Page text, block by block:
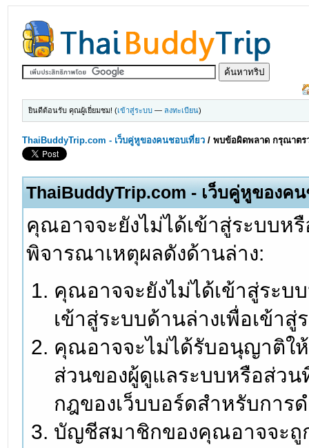
ยินดีต้อนรับ คุณผู้เยี่ยมชม! (เข้าสู่ระบบ — ลงทะเบียน)
ThaiBuddyTrip.com - เว็บคู่หูของคนชอบเที่ยว /พบข้อผิดพลาด กรุณาตร
ThaiBuddyTrip.com - เว็บคู่หูของค
คุณอาจจะยังไม่ได้เข้าสู่ระบบ
พิจารณาเหตุผลดังด้านล่าง:
คุณอาจจะยังไม่ได้เข้าสู่ระบ
เข้าสู่ระบบด้านล่างเพื่อเข้า
คุณอาจจะไม่ได้รับอนุญาติใ
ส่วนของผู้ดูแลระบบหรือส่ว
กฎของเว็บบอร์ดสำหรับการ
บัญชีสมาชิกของคุณอาจจะถู